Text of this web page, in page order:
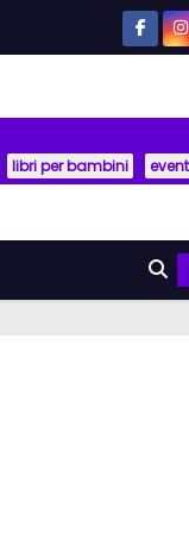
libri per bambini